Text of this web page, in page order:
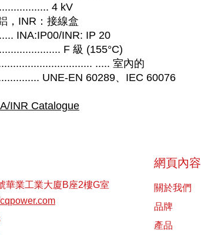
4 kV
，INR：接線盒
INA:IP00/INR: IP 20
F 級 (155°C)
..... 室內的
UNE-EN 60289、IEC 60076
INR Catalogue
華業工業大廈B座2樓G室
網頁內容
關於我們
品牌
產品